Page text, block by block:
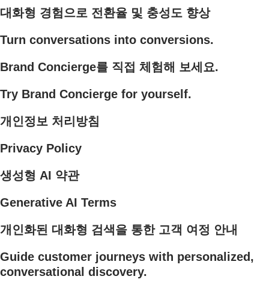
대화형 경험으로 전환율 및 충성도 향상
Turn conversations into conversions.
Brand Concierge를 직접 체험해 보세요.
Try Brand Concierge for yourself.
개인정보 처리방침
Privacy Policy
생성형 AI 약관
Generative AI Terms
개인화된 대화형 검색을 통한 고객 여정 안내
Guide customer journeys with personalized,
conversational discovery.